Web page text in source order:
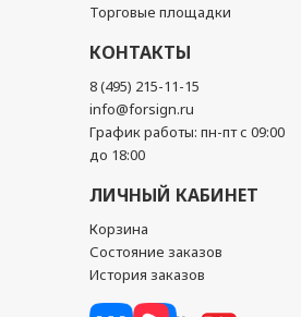
Торговые площадки
КОНТАКТЫ
8 (495) 215-11-15
info@forsign.ru
График работы: пн-пт с 09:00
до 18:00
ЛИЧНЫЙ КАБИНЕТ
Корзина
Состояние заказов
История заказов